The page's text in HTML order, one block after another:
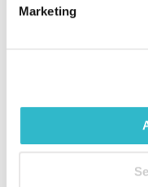
Marketing
Specificaties
EAN-code
Merk